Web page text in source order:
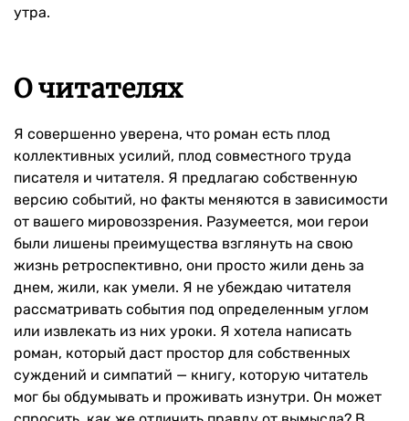
утра.
О читателях
Я совершенно уверена, что роман есть плод
коллективных усилий, плод совместного труда
писателя и читателя. Я предлагаю собственную
версию событий, но факты меняются в зависимости
от вашего мировоззрения. Разумеется, мои герои
были лишены преимущества взглянуть на свою
жизнь ретроспективно, они просто жили день за
днем, жили, как умели. Я не убеждаю читателя
рассматривать события под определенным углом
или извлекать из них уроки. Я хотела написать
роман, который даст простор для собственных
суждений и симпатий — книгу, которую читатель
мог бы обдумывать и проживать изнутри. Он может